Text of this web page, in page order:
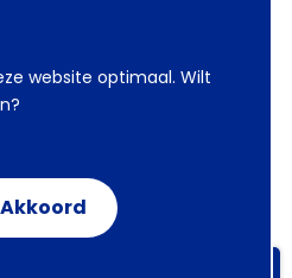
website optimaal. Wilt
Akkoord